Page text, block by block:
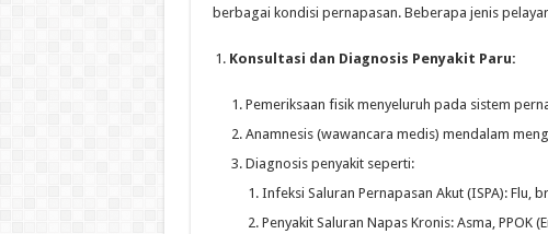
berbagai kondisi pernapasan. Beberapa jenis
Konsultasi dan Diagnosis Penyakit Paru:
Pemeriksaan fisik menyeluruh pada sistem
Anamnesis (wawancara medis) mendalam
Diagnosis penyakit seperti:
Infeksi Saluran Pernapasan Akut (ISPA): Flu,
Penyakit Saluran Napas Kronis: Asma, PPOK